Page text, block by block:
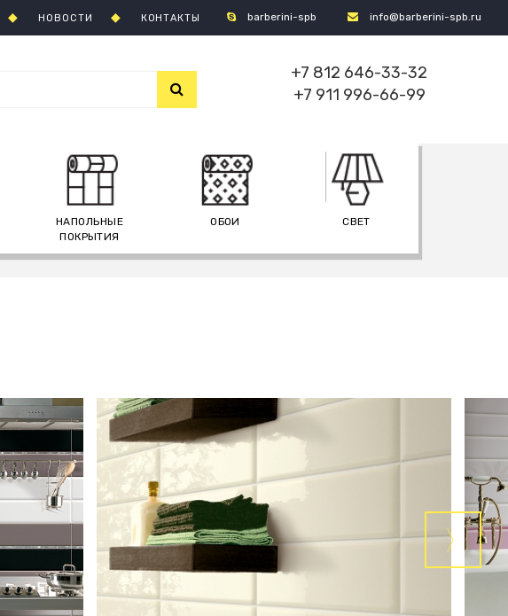
НОВОСТИ КОНТАКТЫ info@barberini-spb.ru
barberini-spb
+7 812 646-33-32
+7 911 996-66-99
НАПОЛЬНЫЕ
ПОКРЫТИЯ
ОБОИ СВЕТ